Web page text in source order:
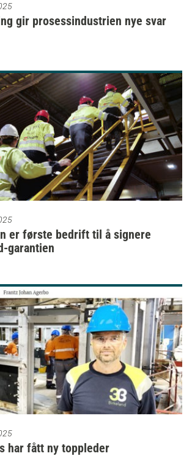
gir prosessindustrien nye svar
er første bedrift til å signere
garantien
har fått ny toppleder